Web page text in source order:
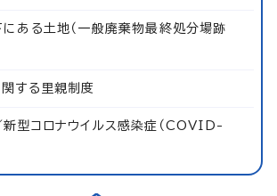
ある土地（一般廃棄物最終処分場跡
する里親制度
型コロナウイルス感染症（COVID-